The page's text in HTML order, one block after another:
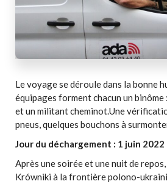
Le voyage se déroule dans la bonne
équipages forment chacun un
et un militant cheminot.Une
pneus, quelques bouchons à
Jour du déchargement : 1 juin 2022
Après une soirée et une nuit de
Krówniki à la frontière polono-